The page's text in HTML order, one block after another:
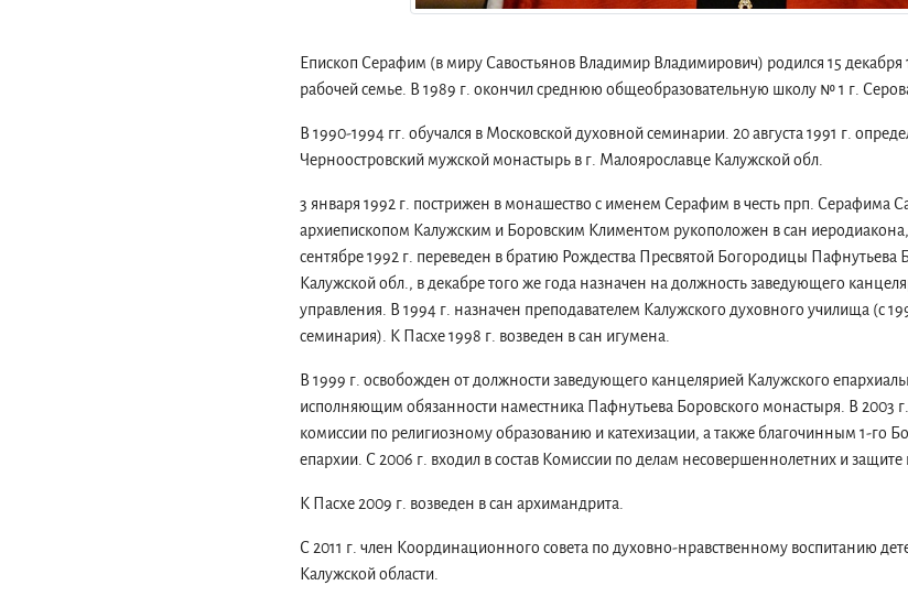
Епископ Серафим (в миру Савостьянов Владимир Владимирович) родился 15 декабря
рабочей семье. В 1989 г. окончил среднюю общеобразовательную школу № 1 г.
В 1990-1994 гг. обучался в Московской духовной семинарии. 20 августа 1991 г.
Черноостровский мужской монастырь в г. Малоярославце Калужской обл.
3 января 1992 г. пострижен в монашество с именем Серафим в честь прп. Серафима
архиепископом Калужским и Боровским Климентом рукоположен в сан
сентябре 1992 г. переведен в братию Рождества Пресвятой Богородицы Пафнутьева
Калужской обл., в декабре того же года назначен на должность заведующего
управления. В 1994 г. назначен преподавателем Калужского духовного училища (с
семинария). К Пасхе 1998 г. возведен в сан игумена.
В 1999 г. освобожден от должности заведующего канцелярией Калужского
исполняющим обязанности наместника Пафнутьева Боровского монастыря. В 2003
комиссии по религиозному образованию и катехизации, а также благочинным 1-го
епархии. С 2006 г. входил в состав Комиссии по делам несовершеннолетних и защите
К Пасхе 2009 г. возведен в сан архимандрита.
С 2011 г. член Координационного совета по духовно-нравственному воспитанию
Калужской области.